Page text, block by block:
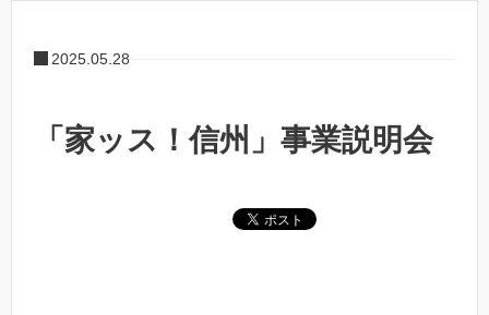
2025.05.28
「家ッス！信州」事業説明会